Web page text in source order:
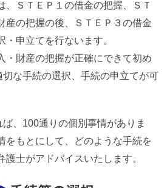
、ＳＴＥＰ１の借金の把握、ＳＴ
産の把握の後、ＳＴＥＰ３の借金
・申立てを行ないます。
・財産の把握が正確にできて初め
な手続の選択、手続の申立てが可
、100通りの個別事情がありま
をもとにして、どのような手続を
護士がアドバイスいたします。